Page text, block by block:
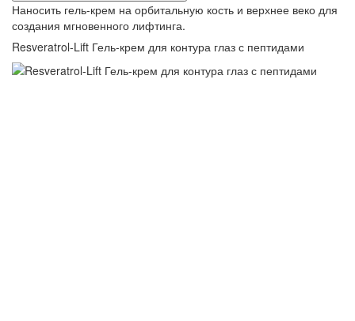
Наносить гель-крем на орбитальную кость и верхнее веко для
создания мгновенного лифтинга.
Resveratrol-Lift Гель-крем для контура глаз с пептидами